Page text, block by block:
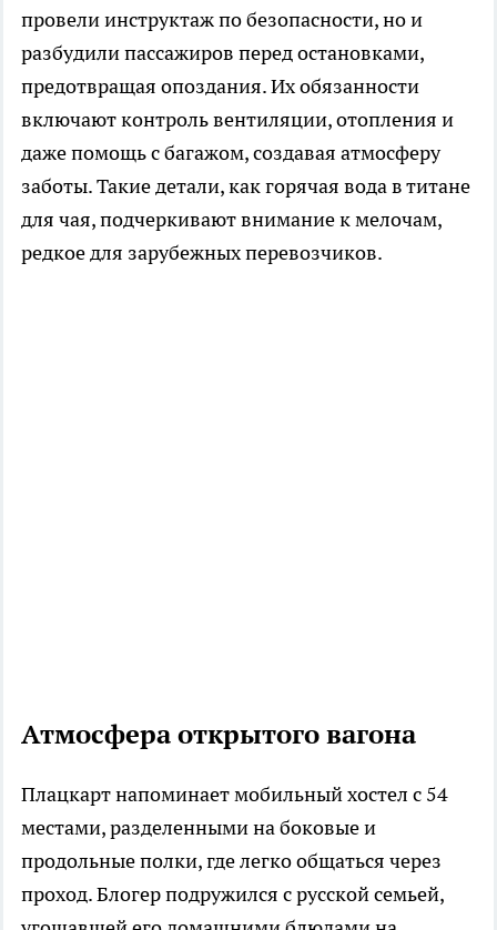
провели инструктаж по безопасности, но и
разбудили пассажиров перед остановками,
предотвращая опоздания. Их обязанности
включают контроль вентиляции, отопления и
даже помощь с багажом, создавая атмосферу
заботы. Такие детали, как горячая вода в титане
для чая, подчеркивают внимание к мелочам,
редкое для зарубежных перевозчиков.
Атмосфера открытого вагона
Плацкарт напоминает мобильный хостел с 54
местами, разделенными на боковые и
продольные полки, где легко общаться через
проход. Блогер подружился с русской семьей,